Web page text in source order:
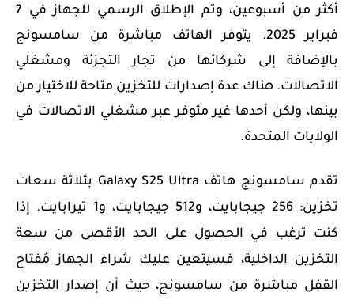
أكثر من أسبوعين، وتم الإطلاق الرسمي للجهاز في 7
فبراير 2025. يتوفر الهاتف مباشرة من سامسونج
بالإضافة إلى شركائها من تجار التجزئة ومشغلي
الاتصالات. هناك عدة إصدارات للتخزين متاحة للاختيار من
بينها، ولكن أحدها غير متوفر عبر مشغلي الاتصالات في
الولايات المتحدة.
تقدم سامسونج هاتف Galaxy S25 Ultra بثلاثة سعات
تخزين: 256 جيجابايت، و512 جيجابايت، و1 تيرابايت. إذا
كنت ترغب في الحصول على الحد الأقصى من سعة
التخزين الداخلية، فسيتعين عليك شراء الجهاز مُفتاح
القفل مباشرة من سامسونج، حيث أن إصدار التخزين